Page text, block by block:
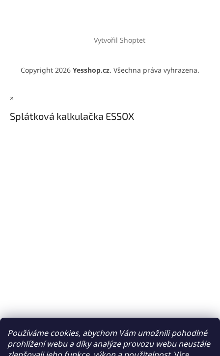
Používáme cookies, abychom Vám umožnili pohodlné
prohlížení webu a díky analýze provozu webu neustále
Vytvořil Shoptet
Copyright 2026 Yesshop.cz. Všechna práva vyhrazena.
×
Splátková kalkulačka ESSOX